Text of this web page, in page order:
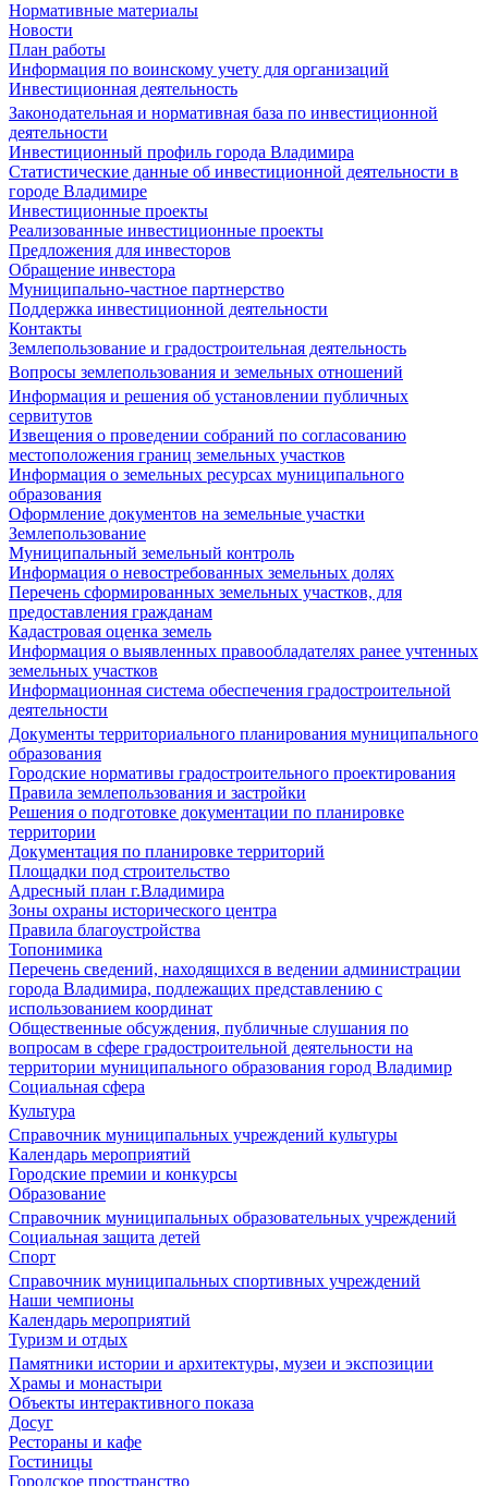
Нормативные материалы
Новости
План работы
Информация по воинскому учету для организаций
Инвестиционная деятельность
Законодательная и нормативная база по инвестиционной
деятельности
Инвестиционный профиль города Владимира
Статистические данные об инвестиционной деятельности в
городе Владимире
Инвестиционные проекты
Реализованные инвестиционные проекты
Предложения для инвесторов
Обращение инвестора
Муниципально-частное партнерство
Поддержка инвестиционной деятельности
Контакты
Землепользование и градостроительная деятельность
Вопросы землепользования и земельных отношений
Информация и решения об установлении публичных
сервитутов
Извещения о проведении собраний по согласованию
местоположения границ земельных участков
Информация о земельных ресурсах муниципального
образования
Оформление документов на земельные участки
Землепользование
Муниципальный земельный контроль
Информация о невостребованных земельных долях
Перечень сформированных земельных участков, для
предоставления гражданам
Кадастровая оценка земель
Информация о выявленных правообладателях ранее учтенных
земельных участков
Информационная система обеспечения градостроительной
деятельности
Документы территориального планирования муниципального
образования
Городские нормативы градостроительного проектирования
Правила землепользования и застройки
Решения о подготовке документации по планировке
территории
Документация по планировке территорий
Площадки под строительство
Адресный план г.Владимира
Зоны охраны исторического центра
Правила благоустройства
Топонимика
Перечень сведений, находящихся в ведении администрации
города Владимира, подлежащих представлению с
использованием координат
Общественные обсуждения, публичные слушания по
вопросам в сфере градостроительной деятельности на
территории муниципального образования город Владимир
Социальная сфера
Культура
Справочник муниципальных учреждений культуры
Календарь мероприятий
Городские премии и конкурсы
Образование
Справочник муниципальных образовательных учреждений
Социальная защита детей
Спорт
Справочник муниципальных спортивных учреждений
Наши чемпионы
Календарь мероприятий
Туризм и отдых
Памятники истории и архитектуры, музеи и экспозиции
Храмы и монастыри
Объекты интерактивного показа
Досуг
Рестораны и кафе
Гостиницы
Городское пространство